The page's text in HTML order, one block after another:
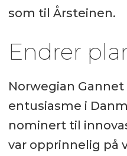
som til Årsteinen.
Endrer
Norwegian
entusiasme i
nominert til
var opprinnelig på